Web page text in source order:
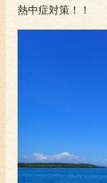
熱中症対策！！